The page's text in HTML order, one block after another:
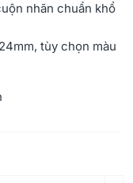
nhãn chuẩn khổ
tùy chọn màu